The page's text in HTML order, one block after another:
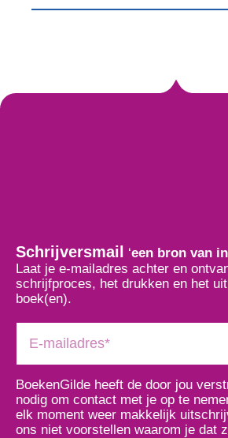
Schrijversmail ‘een bron van
Laat je e-mailadres achter en
schrijfproces, het drukken en het
boek(en).
BoekenGilde heeft de door jou
nodig om contact met je op te
elk moment weer makkelijk
ons niet voorstellen waarom je dat